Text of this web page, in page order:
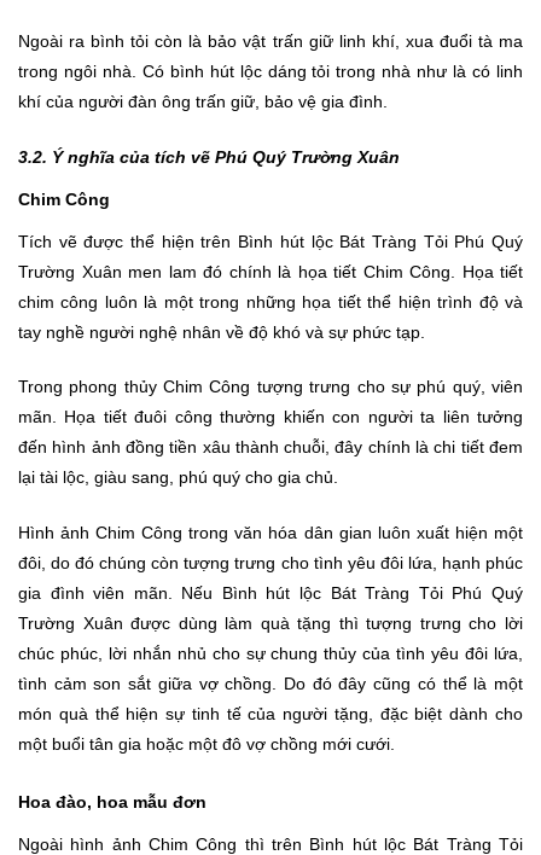
Ngoài ra bình tỏi còn là bảo vật trấn giữ linh khí, xua đuổi tà ma
trong ngôi nhà. Có bình hút lộc dáng tỏi trong nhà như là có linh
khí của người đàn ông trấn giữ, bảo vệ gia đình.
3.2. Ý nghĩa của tích vẽ Phú Quý Trường Xuân
Chim Công
Tích vẽ được thể hiện trên Bình hút lộc Bát Tràng Tỏi Phú Quý
Trường Xuân men lam đó chính là họa tiết Chim Công. Họa tiết
chim công luôn là một trong những họa tiết thể hiện trình độ và
tay nghề người nghệ nhân về độ khó và sự phức tạp.
Trong phong thủy Chim Công tượng trưng cho sự phú quý, viên
mãn. Họa tiết đuôi công thường khiến con người ta liên tưởng
đến hình ảnh đồng tiền xâu thành chuỗi, đây chính là chi tiết đem
lại tài lộc, giàu sang, phú quý cho gia chủ.
Hình ảnh Chim Công trong văn hóa dân gian luôn xuất hiện một
đôi, do đó chúng còn tượng trưng cho tình yêu đôi lứa, hạnh phúc
gia đình viên mãn. Nếu Bình hút lộc Bát Tràng Tỏi Phú Quý
Trường Xuân được dùng làm quà tặng thì tượng trưng cho lời
chúc phúc, lời nhắn nhủ cho sự chung thủy của tình yêu đôi lứa,
tình cảm son sắt giữa vợ chồng. Do đó đây cũng có thể là một
món quà thể hiện sự tinh tế của người tặng, đặc biệt dành cho
một buổi tân gia hoặc một đô vợ chồng mới cưới.
Hoa đào, hoa mẫu đơn
Ngoài hình ảnh Chim Công thì trên Bình hút lộc Bát Tràng Tỏi